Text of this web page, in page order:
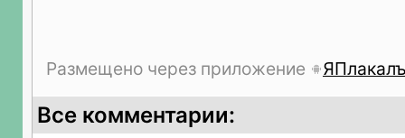
Размещено через приложение
Все комментарии: